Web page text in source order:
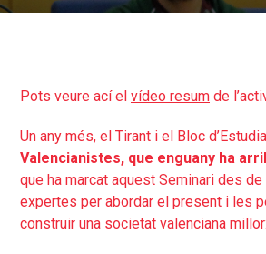
Pots veure ací el vídeo resum de
Un any més, el Tirant i el Bloc
Valencianistes, que enguany ha
que ha marcat aquest Seminari des
expertes per abordar el present i les
construir una societat valenciana millor: